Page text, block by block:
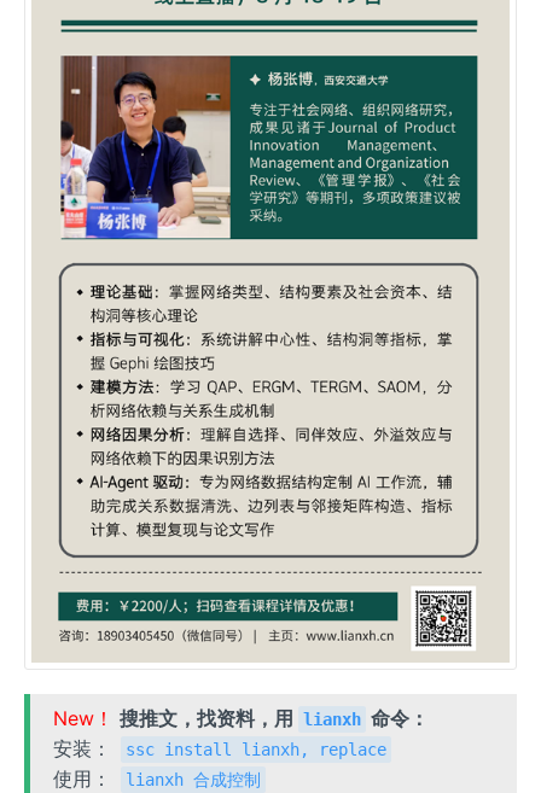
New！ 搜推文，找资料，用 lianxh 命令：
安装：
ssc install lianxh, replace
使用：
lianxh 合成控制